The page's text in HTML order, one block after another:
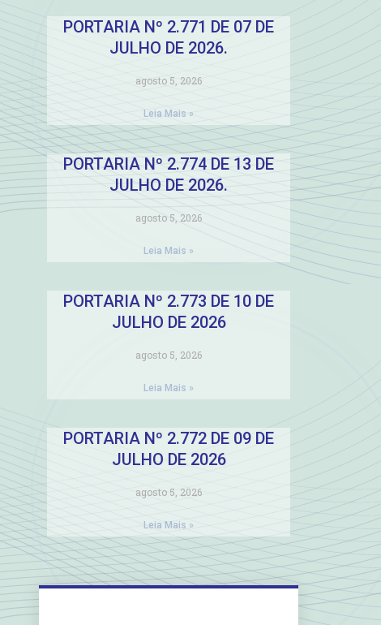
PORTARIA Nº 2.771 DE 07 DE
JULHO DE 2026.
agosto 5, 2026
Leia Mais »
PORTARIA Nº 2.774 DE 13 DE
JULHO DE 2026.
agosto 5, 2026
Leia Mais »
PORTARIA Nº 2.773 DE 10 DE
JULHO DE 2026
agosto 5, 2026
Leia Mais »
PORTARIA Nº 2.772 DE 09 DE
JULHO DE 2026
agosto 5, 2026
Leia Mais »